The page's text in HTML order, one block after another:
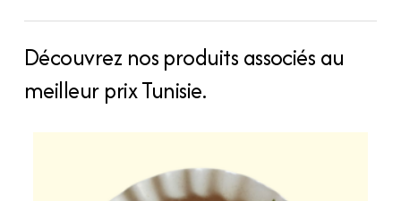
Découvrez nos produits associés au
meilleur prix Tunisie.